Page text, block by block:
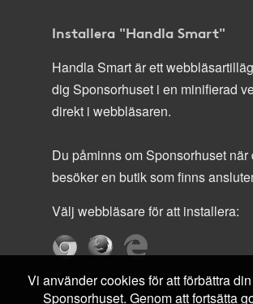
Installera "Handla Smart"
Handla Smart är ett
dig Sponsorhuset i en minifierad
direkt i webbläsaren.
Du påminns om Sponsorhuset när
besöker en butik som finns
Välj webbläsare för att installera:
Vi använder cookies för att förbättra
Sponsorhuset. Genom att fortsätta